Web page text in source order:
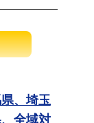
、埼玉
全域対